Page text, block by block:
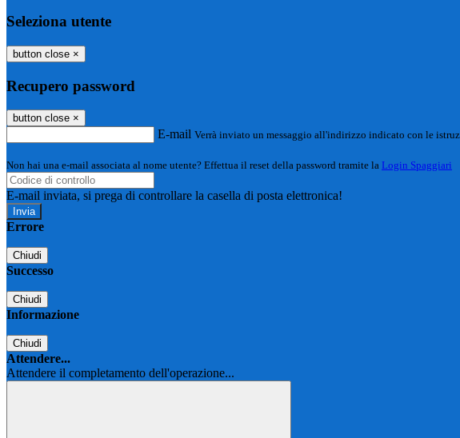
Seleziona utente
button close ×
Recupero password
button close ×
E-mail Verrà inviato un messaggio all'indirizzo indicato con le
Non hai una e-mail associata al nome utente? Effettua il reset della password tramite la Login Spaggiari
E-mail inviata, si prega di controllare la casella di posta elettronica!
Errore
Chiudi
Successo
Chiudi
Informazione
Chiudi
Attendere...
Attendere il completamento dell'operazione...